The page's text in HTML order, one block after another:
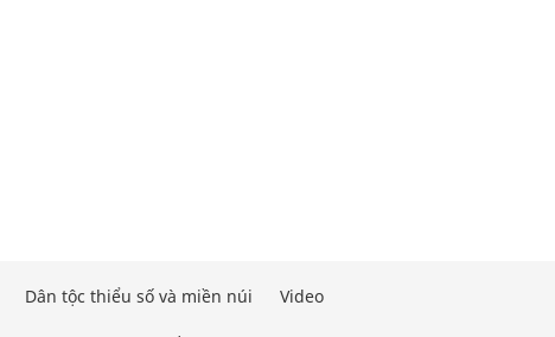
Dân tộc thiểu số và miền núi Video